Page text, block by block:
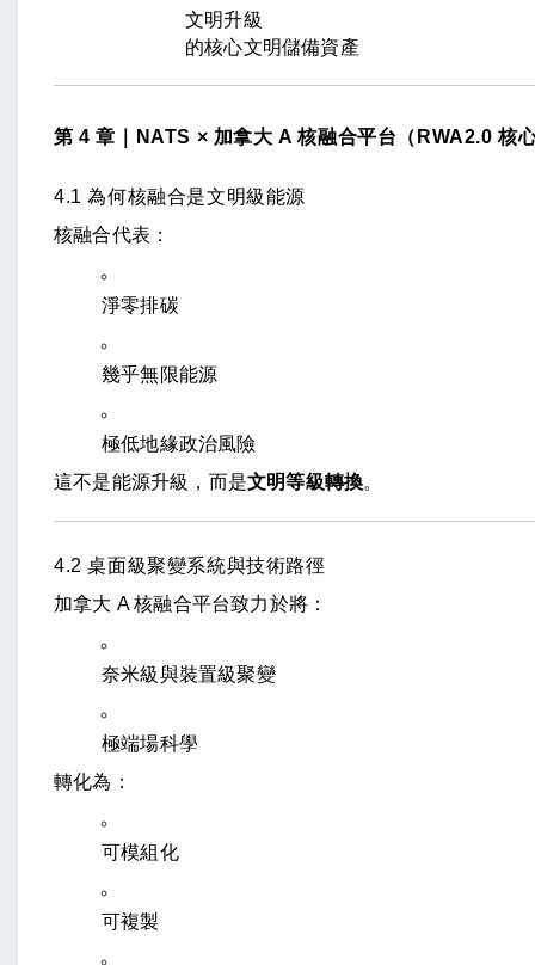
文明升級
的核心文明儲備資產
第 4 章｜NATS × 加拿大 A 核融合平台（RWA2.0 核
4.1 為何核融合是文明級能源
核融合代表：
淨零排碳
幾乎無限能源
極低地緣政治風險
這不是能源升級，而是文明等級轉換。
4.2 桌面級聚變系統與技術路徑
加拿大 A 核融合平台致力於將：
奈米級與裝置級聚變
極端場科學
轉化為：
可模組化
可複製